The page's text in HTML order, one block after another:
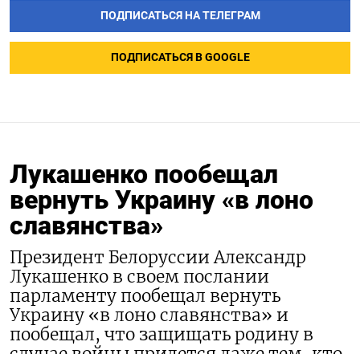
ПОДПИСАТЬСЯ НА ТЕЛЕГРАМ
ПОДПИСАТЬСЯ В GOOGLE
Лукашенко пообещал
вернуть Украину «в лоно
славянства»
Президент Белоруссии Александр
Лукашенко в своем послании
парламенту пообещал вернуть
Украину «в лоно славянства» и
пообещал, что защищать родину в